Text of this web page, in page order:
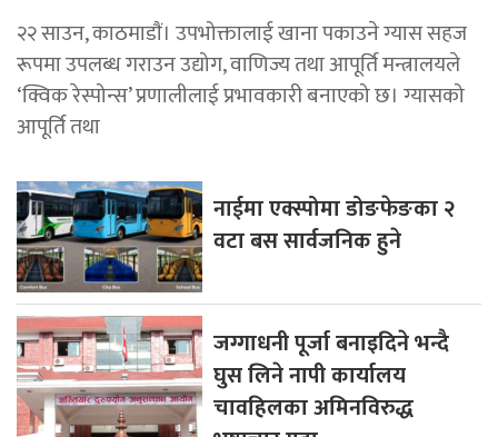
२२ साउन, काठमाडाैं। उपभोक्तालाई खाना पकाउने ग्यास सहज
रूपमा उपलब्ध गराउन उद्योग, वाणिज्य तथा आपूर्ति मन्त्रालयले
‘क्विक रेस्पोन्स’ प्रणालीलाई प्रभावकारी बनाएको छ। ग्यासको
आपूर्ति तथा
नाईमा एक्स्पोमा डोङफेङका २
वटा बस सार्वजनिक हुने
जग्गाधनी पूर्जा बनाइदिने भन्दै
घुस लिने नापी कार्यालय
चावहिलका अमिनविरुद्ध